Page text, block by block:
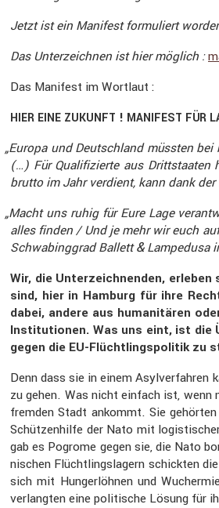
Jetzt ist ein Manifest formu­liert
Das Unter­zeichnen ist hier möglich :
Das Manifest im Wortlaut :
HIER EINE ZUKUNFT ! MANIFEST FÜR
„Europa und Deutsch­land müssten
(…) Für Quali­fi­zierte aus Dritt­staaten
brutto im Jahr verdient, kann dank der
„Macht uns ruhig für Eure Lage
alles finden / Und je mehr wir euch
Schwa­bing­grad Ballett&Lampe­dusa
Wir, die Unter­zeich­nenden,
sind, hier in Hamburg für ihre
dabei, andere aus humani­tären
Insti­tu­tionen. Was uns eint, ist die
gegen die EU-Flücht­lings­po­litik zu
Denn dass sie in einem Asylver­fahren
zu gehen. Was nicht einfach ist, wenn
fremden Stadt ankommt. Sie
Schüt­zen­hilfe der Nato mit
gab es Pogrome gegen sie, die Nato
ni­schen Flücht­lings­la­gern schickten
sich mit Hunger­löhnen und
verlangten eine politi­sche Lösung für